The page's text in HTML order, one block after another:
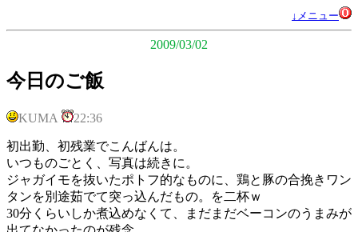
↓メニュー
2009/03/02
今日のご飯
KUMA 22:36
初出勤、初残業でこんばんは。
いつものごとく、写真は続きに。
ジャガイモを抜いたポトフ的なものに、鶏と豚の合挽きワン
タンを別途茹でて突っ込んだもの。を二杯ｗ
30分くらいしか煮込めなくて、まだまだベーコンのうまみが